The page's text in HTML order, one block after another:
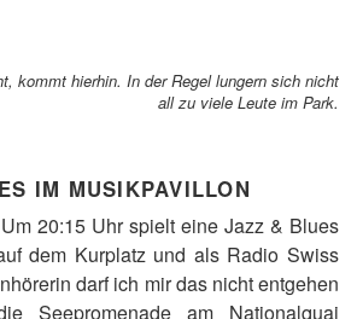
kommt hierhin. In der Regel lungern sich nicht
all zu viele Leute im Park.
IM MUSIKPAVILLON
20:15 Uhr spielt eine Jazz & Blues
dem Kurplatz und als Radio Swiss
darf ich mir das nicht entgehen
Seepromenade am Nationalquai